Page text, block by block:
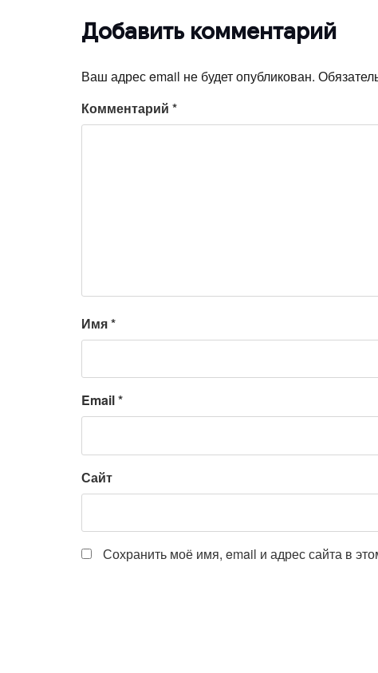
Добавить комментарий
Ваш адрес email не будет опубликован.
Комментарий *
Имя*
Email*
Сайт
Сохранить моё имя, email и адрес сайта в